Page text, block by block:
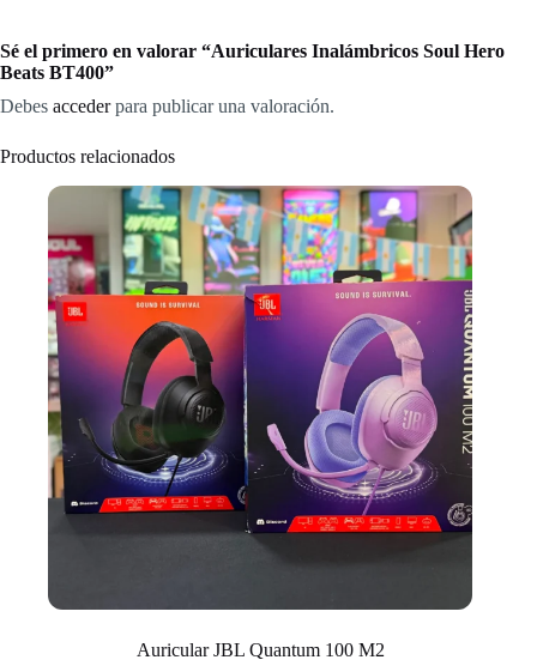
Sé el primero en valorar “Auriculares Inalámbricos Soul Hero
Beats BT400”
Debes accederpara publicar una valoración.
Productos relacionados
Auricular JBL Quantum 100 M2